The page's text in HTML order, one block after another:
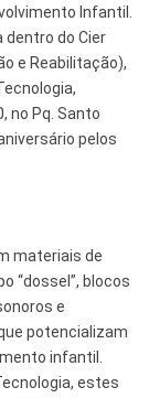
Infantil.
dentro do Cier
e Reabilitação),
no Pq. Santo
pelos
materiais de
“dossel”, blocos
e
potencializam
infantil.
estes